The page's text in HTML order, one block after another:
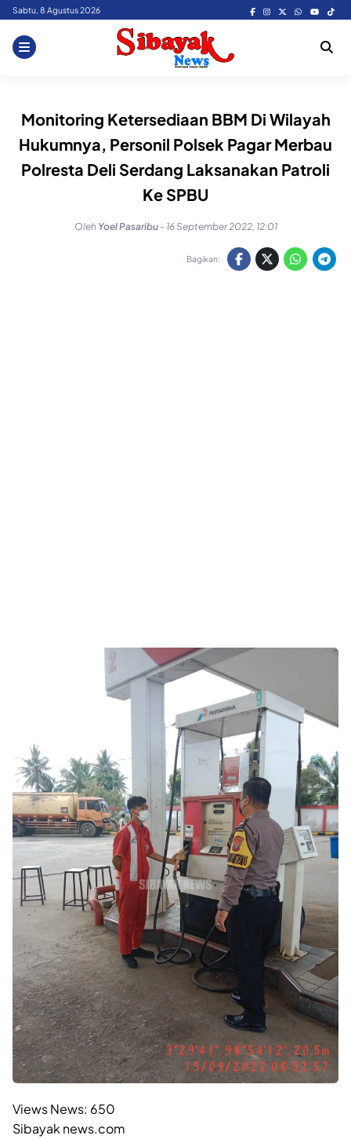
Skip
content
Sabtu, 8 Agustus 2026
Monitoring Ketersediaan BBM Di Wilayah
Hukumnya, Personil Polsek Pagar Merbau
Polresta Deli Serdang Laksanakan Patroli
Ke SPBU
Oleh Yoel Pasaribu - 16 September 2022, 12:01
Bagikan:
Views News: 650
Sibayak news.com